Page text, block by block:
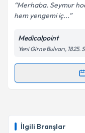
İlgili Branşlar
Kişisel
Metni 'ni
kapsamda
Merhaba. Seymur
hem yengemi iç...
Medicalpoint
Yeni Girne Bulvarı, 1825.
Randevu
takvim